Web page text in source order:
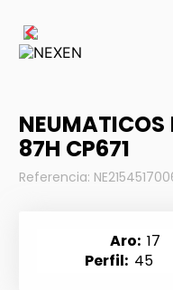
NEUMATICOS
87H CP671
Referencia:
Aro 17
Perfil 45